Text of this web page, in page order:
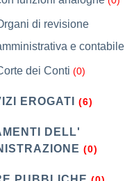
di revisione
e contabile
dei Conti (0)
EROGATI (6)
DELL'
(0)